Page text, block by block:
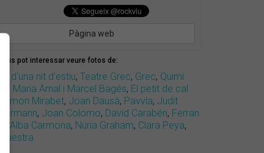
Pàgina web
us pot interessar veure fotos de:
d'una nit d'estiu, Teatre Grec, Grec, Quimi
Maria Arnal i Marcel Bagés, El petit de cal
Ramon Mirabet, Joan Dausà, Pavvla, Judit
, Joan Colomo, David Carabén, Ferran
Alba Carmona, Núria Graham, Clara Peya,